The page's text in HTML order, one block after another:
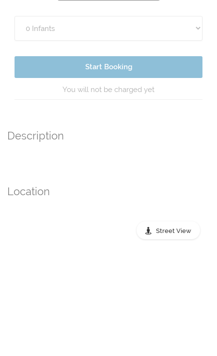
Start Booking
You will not be charged yet
Description
Location
Street View